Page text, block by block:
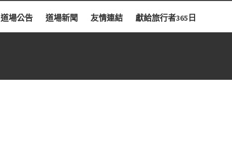
道場公告 道場新聞 友情連結 獻給旅行者365日